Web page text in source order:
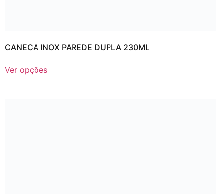
CANECA INOX PAREDE DUPLA 230ML
Ver opções